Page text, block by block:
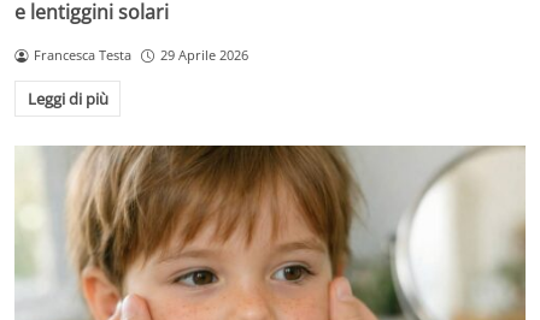
e lentiggini solari
Francesca Testa 29 Aprile 2026
Leggi di più